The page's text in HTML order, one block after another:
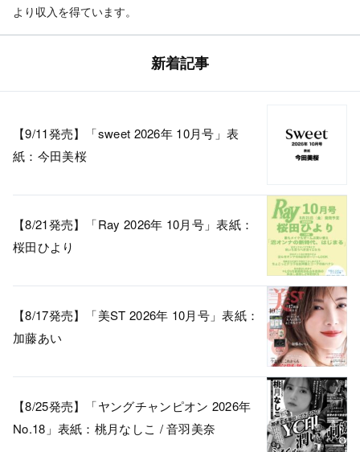
より収入を得ています。
新着記事
【9/11発売】「sweet 2026年 10月号」表
紙：今田美桜
【8/21発売】「Ray 2026年 10月号」表紙：
桜田ひより
【8/17発売】「美ST 2026年 10月号」表紙：
加藤あい
【8/25発売】「ヤングチャンピオン 2026年
No.18」表紙：桃月なしこ / 音羽美奈